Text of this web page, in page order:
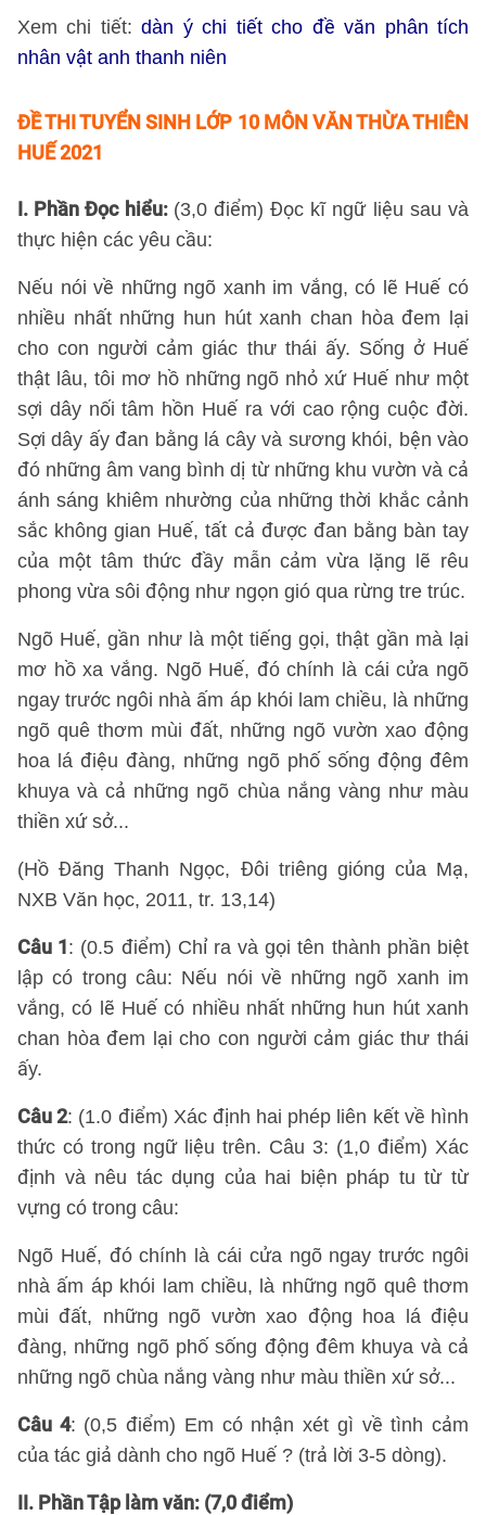
Xem chi tiết:dàn ý chi tiết cho đề văn phân tích
nhân vật anh thanh niên
ĐỀ THI TUYỂN SINH LỚP 10 MÔN VĂN THỪA THIÊN
HUẾ 2021
I. Phần Đọc hiểu: (3,0 điểm) Đọc kĩ ngữ liệu sau và
thực hiện các yêu cầu:
Nếu nói về những ngõ xanh im vắng, có lẽ Huế có
nhiều nhất những hun hút xanh chan hòa đem lại
cho con người cảm giác thư thái ấy. Sống ở Huế
thật lâu, tôi mơ hồ những ngõ nhỏ xứ Huế như một
sợi dây nối tâm hồn Huế ra với cao rộng cuộc đời.
Sợi dây ấy đan bằng lá cây và sương khói, bện vào
đó những âm vang bình dị từ những khu vườn và cả
ánh sáng khiêm nhường của những thời khắc cảnh
sắc không gian Huế, tất cả được đan bằng bàn tay
của một tâm thức đầy mẫn cảm vừa lặng lẽ rêu
phong vừa sôi động như ngọn gió qua rừng tre trúc.
Ngõ Huế, gần như là một tiếng gọi, thật gần mà lại
mơ hồ xa vắng. Ngõ Huế, đó chính là cái cửa ngõ
ngay trước ngôi nhà ấm áp khói lam chiều, là những
ngõ quê thơm mùi đất, những ngõ vườn xao động
hoa lá điệu đàng, những ngõ phố sống động đêm
khuya và cả những ngõ chùa nắng vàng như màu
thiền xứ sở...
(Hồ Đăng Thanh Ngọc, Đôi triêng gióng của Mạ,
NXB Văn học, 2011, tr. 13,14)
Câu 1 : (0.5 điểm) Chỉ ra và gọi tên thành phần biệt
lập có trong câu: Nếu nói về những ngõ xanh im
vắng, có lẽ Huế có nhiều nhất những hun hút xanh
chan hòa đem lại cho con người cảm giác thư thái
ấy.
Câu 2: (1.0 điểm) Xác định hai phép liên kết về hình
thức có trong ngữ liệu trên. Câu 3: (1,0 điểm) Xác
định và nêu tác dụng của hai biện pháp tu từ từ
vựng có trong câu:
Ngõ Huế, đó chính là cái cửa ngõ ngay trước ngôi
nhà ấm áp khói lam chiều, là những ngõ quê thơm
mùi đất, những ngõ vườn xao động hoa lá điệu
đàng, những ngõ phố sống động đêm khuya và cả
những ngõ chùa nắng vàng như màu thiền xứ sở...
Câu 4: (0,5 điểm) Em có nhận xét gì về tình cảm
của tác giả dành cho ngõ Huế ? (trả lời 3-5 dòng).
II. Phần Tập làm văn: (7,0 điểm)